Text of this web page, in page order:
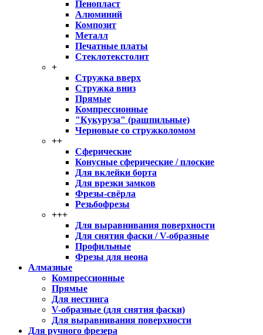
Пенопласт
Алюминий
Композит
Металл
Печатные платы
Стеклотекстолит
+
Стружка вверх
Стружка вниз
Прямые
Компрессионные
"Кукуруза" (рашпильные)
Черновые со стружколомом
++
Сферические
Конусные сферические / плоские
Для вклейки борта
Для врезки замков
Фрезы-свёрла
Резьбофрезы
+++
Для выравнивания поверхности
Для снятия фаски / V-образные
Профильные
Фрезы для неона
Алмазные
Компрессионные
Прямые
Для нестинга
V-образные (для снятия фаски)
Для выравнивания поверхности
Для ручного фрезера